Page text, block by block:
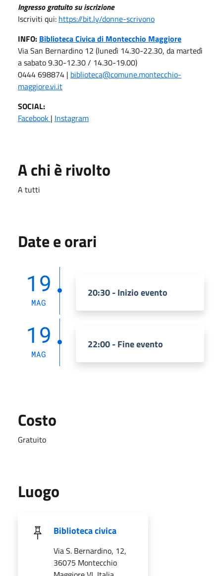
Ingresso gratuito su iscrizione
Iscriviti qui: https://bit.ly/donne-scrivono
INFO: Biblioteca Civica di Montecchio Maggiore
Via San Bernardino 12 (lunedì 14.30-22.30, da martedì
a sabato 9.30-12.30 / 14.30-19.00)
0444 698874 | biblioteca@comune.montecchio-
maggiore.vi.it
SOCIAL:
Facebook | Instagram
A chi è rivolto
A tutti
Date e orari
19
MAG
20:30 - Inizio evento
19
MAG
22:00 - Fine evento
Costo
Gratuito
Luogo
Biblioteca civica
Via S. Bernardino, 12,
36075 Montecchio